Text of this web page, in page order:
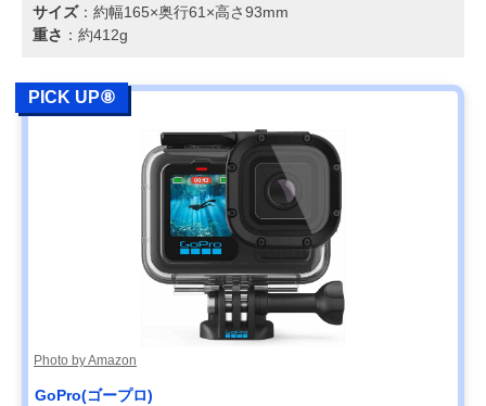
サイズ：約幅165×奥行61×高さ93mm
重さ ：約412g
PICK UP⑧
Photo by Amazon
GoPro(ゴープロ)